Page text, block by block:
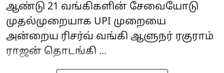
ஆண்டு 21 வங்கிகளின் சேவையோடு
முதல்முறையாக UPI முறையை
அன்றைய ரிசர்வ் வங்கி ஆளுநர் ரகுராம்
ராஜன் தொடங்கி ...